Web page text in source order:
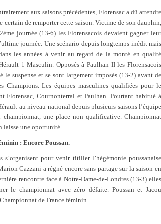
aux saisons précédentes, Florensac a dû attendre
certain de remporter cette saison. Victime de son dauphin,
journée (13-6) les Florensacois devaient gagner leur
journée. Une scénario depuis longtemps inédit mais
les années à venir au regard de la monté en qualité
1 Masculin. Opposés à Paulhan II les Florensacois
le suspense et se sont largement imposés (13-2) avant de
Champions. Les équipes masculines qualifiées pour le
Florensac, Cournonterral et Paulhan. Pourtant habitué à
au niveau national depuis plusieurs saisons l’équipe
championnat, une place non qualificative. Championnat
laisse une oportunité.
: Encore Poussan.
s’organisent pour venir titiller l’hégémonie poussanaise
Cazzani a régné encore sans partage sur la saison en
rencontre face à Notre-Dame-de-Londres (13-3) elles
le championnat avec zéro défaite. Poussan et Jacou
de France féminin.